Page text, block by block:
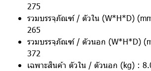
275
รวมบรรจุภัณฑ์ / ตัวใน (W*H*D)
265
รวมบรรจุภัณฑ์ / ตัวนอก (W*H*D)
372
เฉพาะสินค้า ตัวใน / ตัวนอก (kg) :